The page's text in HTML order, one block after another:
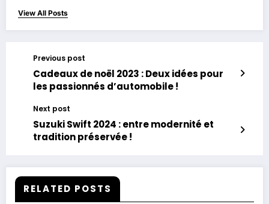
View All Posts
Previous post
Cadeaux de noël 2023 : Deux idées pour
les passionnés d’automobile !
Next post
Suzuki Swift 2024 : entre modernité et
tradition préservée !
RELATED POSTS